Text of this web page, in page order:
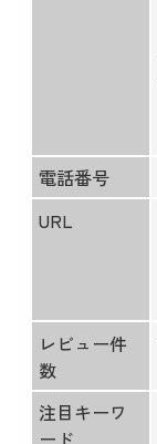
電話番号
URL
レビュー件
数
注目キーワ